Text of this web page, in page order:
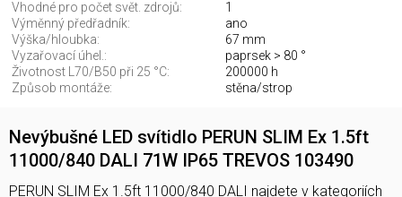
Vhodné pro počet svět. zdrojů:
1
Výměnný předřadník:
ano
Výška/hloubka:
67 mm
Vyzařovací úhel.:
paprsek > 80 °
Životnost L70/B50 při 25 °C:
200000 h
Způsob montáže:
stěna/strop
Nevýbušné LED svítidlo PERUN SLIM Ex 1.5ft
11000/840 DALI 71W IP65 TREVOS 103490
PERUN SLIM Ex 1.5ft 11000/840 DALI najdete v kategoriích